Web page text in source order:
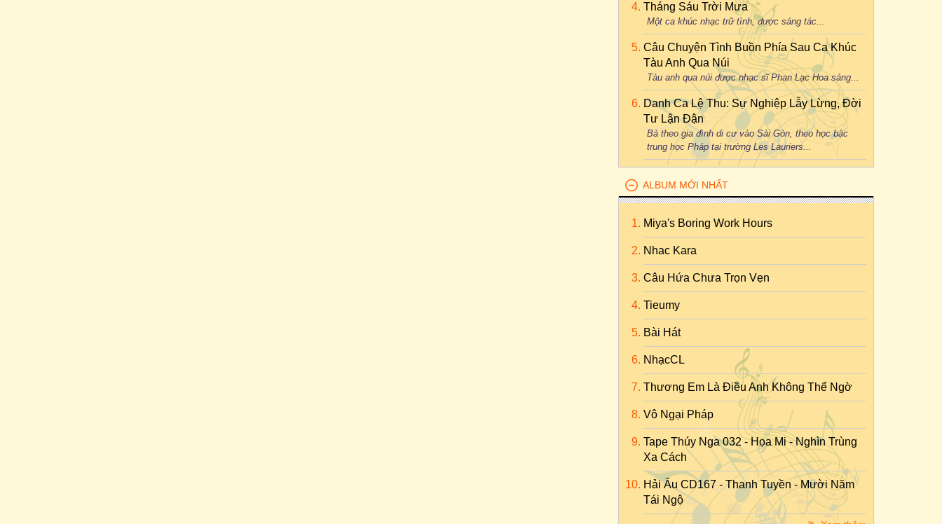
Tháng Sáu Trời Mưa
Một ca khúc nhạc trữ tình, được sáng tác...
Câu Chuyện Tình Buồn Phía Sau Ca Khúc
Tàu Anh Qua Núi
Tàu anh qua núi được nhạc sĩ Phan Lạc Hoa sáng...
Danh Ca Lệ Thu: Sự Nghiệp Lẫy Lừng, Đời
Tư Lận Đận
Bà theo gia đình di cư vào Sài Gòn, theo học bậc
trung học Pháp tại trường Les Lauriers...
ALBUM MỚI NHẤT
Miya's Boring Work Hours
Nhac Kara
Câu Hứa Chưa Trọn Vẹn
Tieumy
Bài Hát
NhạcCL
Thương Em Là Điều Anh Không Thể Ngờ
Vô Ngại Pháp
Tape Thúy Nga 032 - Họa Mi - Nghìn Trùng
Xa Cách
Hải Âu CD167 - Thanh Tuyền - Mười Năm
Tái Ngộ